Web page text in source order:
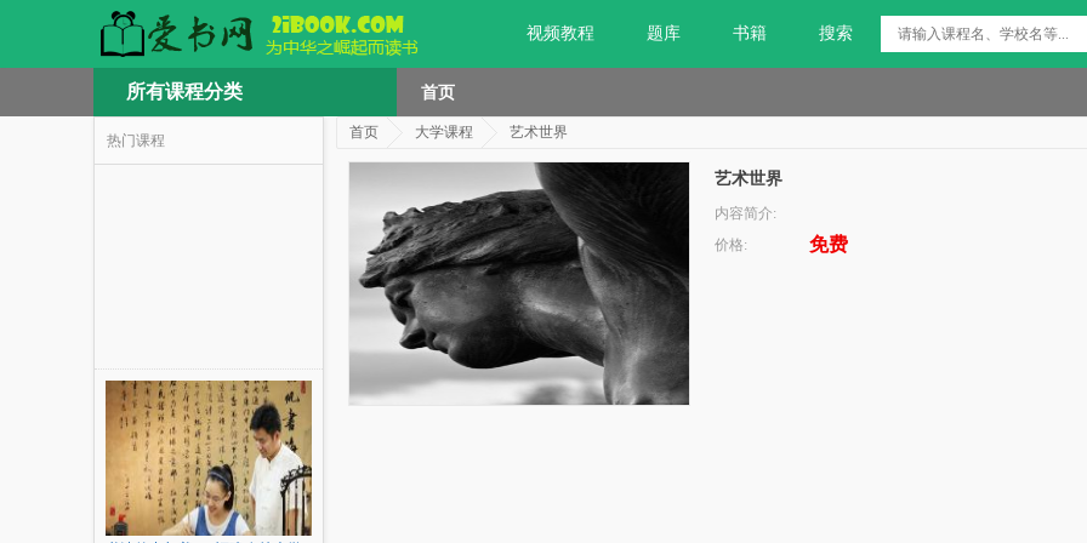
视频教程 题库 书籍 搜索
所有课程分类 首页
热门课程 首页 大学课程 艺术世界
艺术世界
内容简介:
价格:
免费